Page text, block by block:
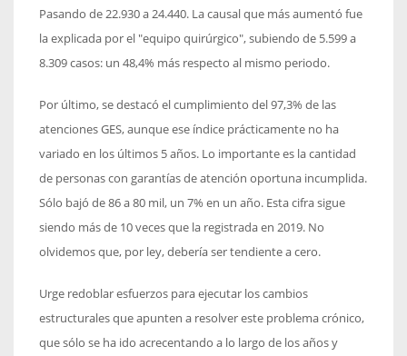
Pasando de 22.930 a 24.440. La causal que más aumentó fue
la explicada por el "equipo quirúrgico", subiendo de 5.599 a
8.309 casos: un 48,4% más respecto al mismo periodo.
Por último, se destacó el cumplimiento del 97,3% de las
atenciones GES, aunque ese índice prácticamente no ha
variado en los últimos 5 años. Lo importante es la cantidad
de personas con garantías de atención oportuna incumplida.
Sólo bajó de 86 a 80 mil, un 7% en un año. Esta cifra sigue
siendo más de 10 veces que la registrada en 2019. No
olvidemos que, por ley, debería ser tendiente a cero.
Urge redoblar esfuerzos para ejecutar los cambios
estructurales que apunten a resolver este problema crónico,
que sólo se ha ido acrecentando a lo largo de los años y